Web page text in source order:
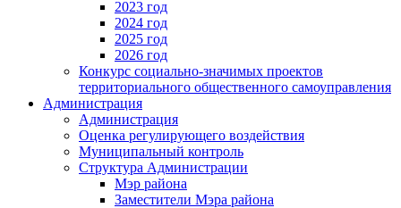
2023 год
2024 год
2025 год
2026 год
Конкурс социально-значимых проектов
территориального общественного самоуправления
Администрация
Администрация
Оценка регулирующего воздействия
Муниципальный контроль
Структура Администрации
Мэр района
Заместители Мэра района